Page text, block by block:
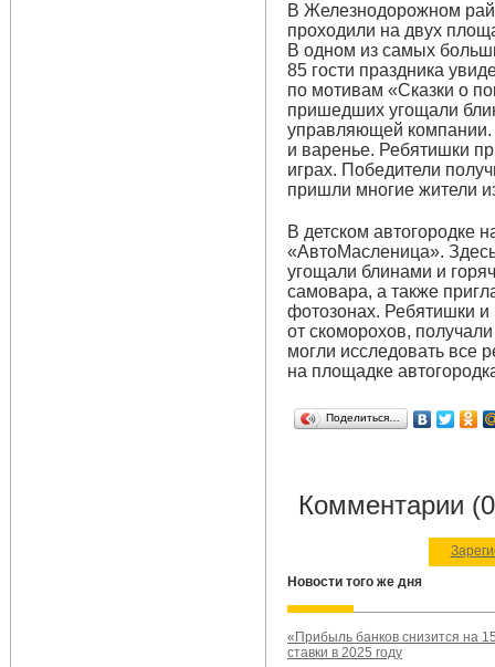
В Железнодорожном
проходили на двух
В одном из самых
85 гости праздника
по мотивам «Сказки о
пришедших угощали
управляющей компании.
и варенье. Ребятишки
играх. Победители
пришли многие жители
В детском автогородке
«АвтоМасленица».
угощали блинами и
самовара, а также
фотозонах. Ребятишки и
от скоморохов,
могли исследовать все
на площадке
Поделиться…
Комментарии
Новости того же дня
«Прибыль банков снизится на
ставки в 2025 году